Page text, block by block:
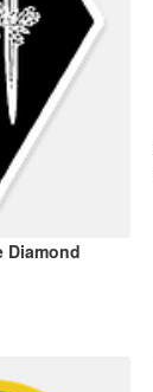
Diamond